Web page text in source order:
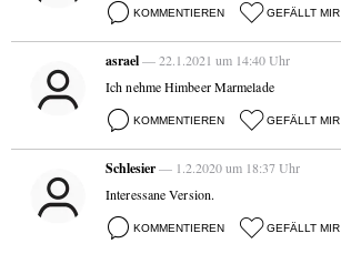
KOMMENTIEREN GEFÄLLT MIR
asrael— 22.1.2021 um 14:40 Uhr
Ich nehme Himbeer Marmelade
KOMMENTIEREN GEFÄLLT MIR
Schlesier— 1.2.2020 um 18:37 Uhr
Interessane Version.
KOMMENTIEREN GEFÄLLT MIR